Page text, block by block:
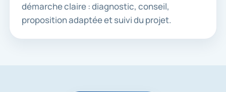
démarche claire : diagnostic, conseil,
proposition adaptée et suivi du projet.